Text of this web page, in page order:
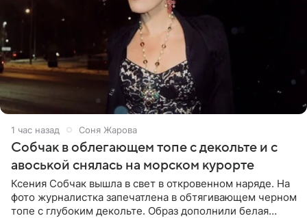
1 час назад Соня Жарова
Собчак в облегающем топе с декольте и с
авоськой снялась на морском курорте
Ксения Собчак вышла в свет в откровенном наряде. На
фото журналистка запечатлена в обтягивающем черном
топе с глубоким декольте. Образ дополнили белая